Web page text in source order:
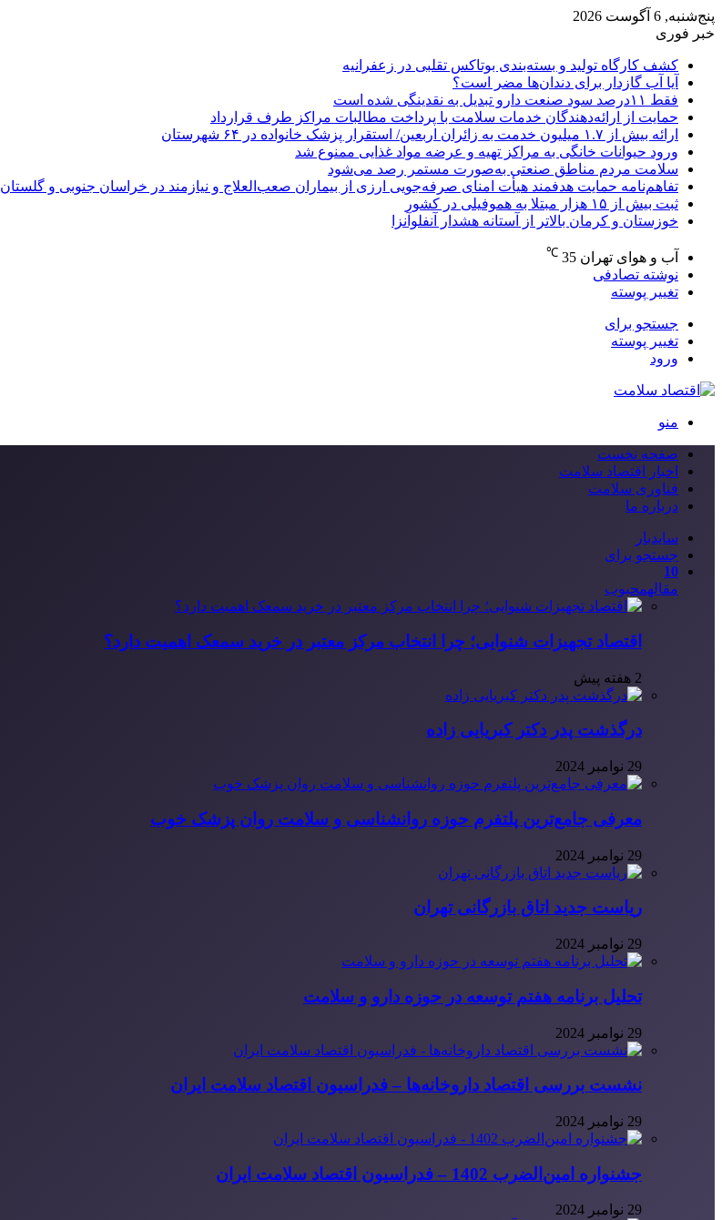
پنج‌شنبه, 6 آگوست 2026
خبر فوری
کشف کارگاه تولید و بسته‌بندی بوتاکس تقلبی در زعفرانیه
آیا آب گازدار برای دندان‌ها مضر است؟
فقط ۱۱‌درصد سود صنعت دارو تبدیل به نقدینگی شده است
حمایت از ارائه‌دهندگان خدمات سلامت با پرداخت مطالبات مراکز طرف قرارداد
ارائه بیش از ۱.۷ میلیون خدمت به زائران اربعین/ استقرار پزشک خانواده در ۶۴ شهرستان
ورود حیوانات خانگی به مراکز تهیه و عرضه مواد غذایی ممنوع شد
سلامت مردم مناطق صنعتی به‌صورت مستمر رصد می‌شود
تفاهم‌نامه حمایت هدفمند هیأت امنای صرفه‌جویی ارزی از بیماران صعب‌العلاج و نیازمند در خراسان جنوبی و گلستان
ثبت بیش از ۱۵ هزار مبتلا به هموفیلی در کشور
خوزستان و کرمان بالاتر از آستانه هشدار آنفلوآنزا
آب و هوای تهران 35
℃
نوشته تصادفی
تغییر پوسته
جستجو برای
تغییر پوسته
ورود
منو
صفحه نخست
اخبار اقتصاد سلامت
فناوری سلامت
درباره ما
سایدبار
جستجو برای
10
مقالهمحبوب
اقتصاد تجهیزات شنوایی؛ چرا انتخاب مرکز معتبر در خرید سمعک اهمیت دارد؟
2 هفته پیش
درگذشت پدر دکتر کبریایی زاده
29 نوامبر 2024
معرفی جامع‌ترین پلتفرم حوزه روانشناسی و سلامت روان پزشک خوب
29 نوامبر 2024
ریاست جدید اتاق بازرگانی تهران
29 نوامبر 2024
تحلیل برنامه هفتم توسعه در حوزه دارو و سلامت
29 نوامبر 2024
نشست بررسی اقتصاد داروخانه‌ها – فدراسیون اقتصاد سلامت ایران
29 نوامبر 2024
جشنواره امین‌الضرب 1402 – فدراسیون اقتصاد سلامت ایران
29 نوامبر 2024